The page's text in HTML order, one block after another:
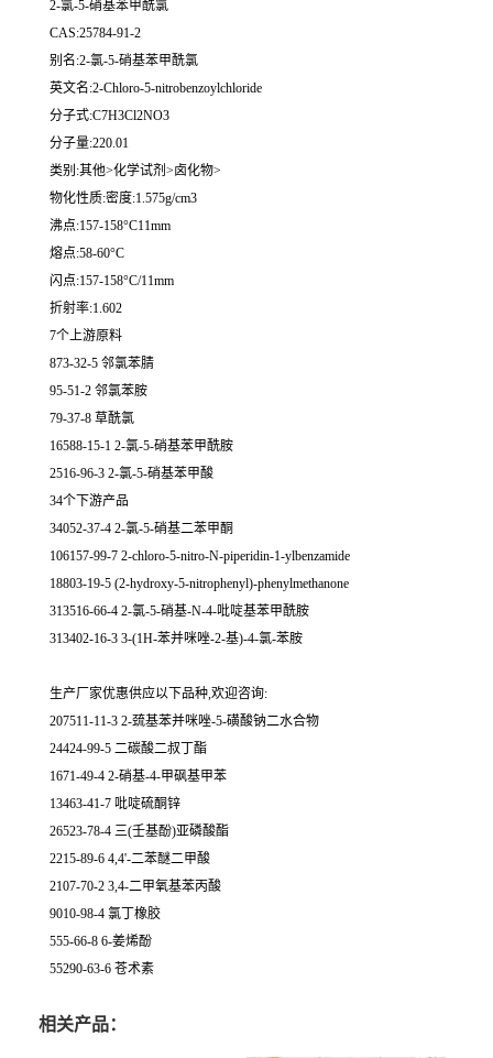
2-氯-5-硝基苯甲酰氯
CAS:25784-91-2
别名:2-氯-5-硝基苯甲酰氯
英文名:2-Chloro-5-nitrobenzoylchloride
分子式:C7H3Cl2NO3
分子量:220.01
类别:其他>化学试剂>卤化物>
物化性质:密度:1.575g/cm3
沸点:157-158°C11mm
熔点:58-60°C
闪点:157-158°C/11mm
折射率:1.602
7个上游原料
873-32-5 邻氯苯腈
95-51-2 邻氯苯胺
79-37-8 草酰氯
16588-15-1 2-氯-5-硝基苯甲酰胺
2516-96-3 2-氯-5-硝基苯甲酸
34个下游产品
34052-37-4 2-氯-5-硝基二苯甲酮
106157-99-7 2-chloro-5-nitro-N-piperidin-1-ylbenzamide
18803-19-5 (2-hydroxy-5-nitrophenyl)-phenylmethanone
313516-66-4 2-氯-5-硝基-N-4-吡啶基苯甲酰胺
313402-16-3 3-(1H-苯并咪唑-2-基)-4-氯-苯胺
生产厂家优惠供应以下品种,欢迎咨询:
207511-11-3 2-巯基苯并咪唑-5-磺酸钠二水合物
24424-99-5 二碳酸二叔丁酯
1671-49-4 2-硝基-4-甲砜基甲苯
13463-41-7 吡啶硫酮锌
26523-78-4 三(壬基酚)亚磷酸酯
2215-89-6 4,4'-二苯醚二甲酸
2107-70-2 3,4-二甲氧基苯丙酸
9010-98-4 氯丁橡胶
555-66-8 6-姜烯酚
55290-63-6 苍术素
相关产品：